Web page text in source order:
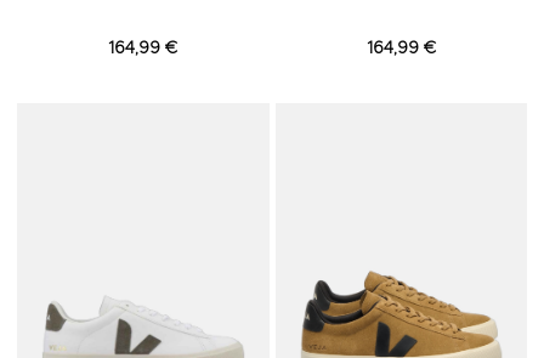
164,99 € 164,99 €